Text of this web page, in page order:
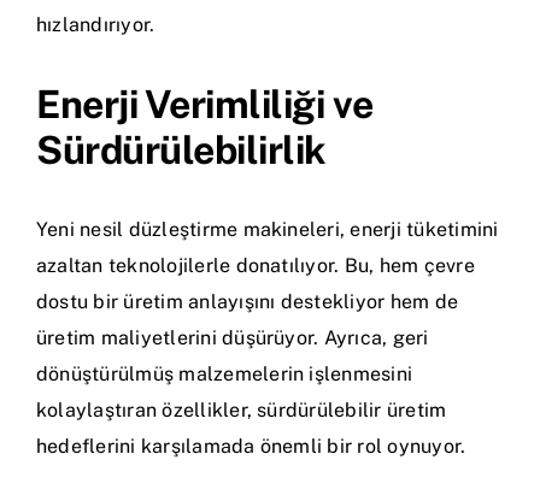
hızlandırıyor.
Enerji Verimliliği ve
Sürdürülebilirlik
Yeni nesil düzleştirme makineleri, enerji tüketimini
azaltan teknolojilerle donatılıyor. Bu, hem çevre
dostu bir üretim anlayışını destekliyor hem de
üretim maliyetlerini düşürüyor. Ayrıca, geri
dönüştürülmüş malzemelerin işlenmesini
kolaylaştıran özellikler, sürdürülebilir üretim
hedeflerini karşılamada önemli bir rol oynuyor.